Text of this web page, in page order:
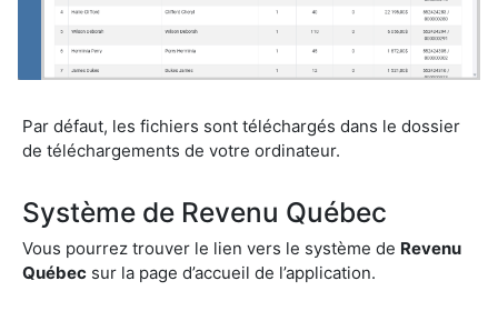
Par défaut, les fichiers sont téléchargés dans le dossier
de téléchargements de votre ordinateur.
Système de Revenu Québec
Vous pourrez trouver le lien vers le système de Revenu
Québecsur la page d’accueil de l’application.